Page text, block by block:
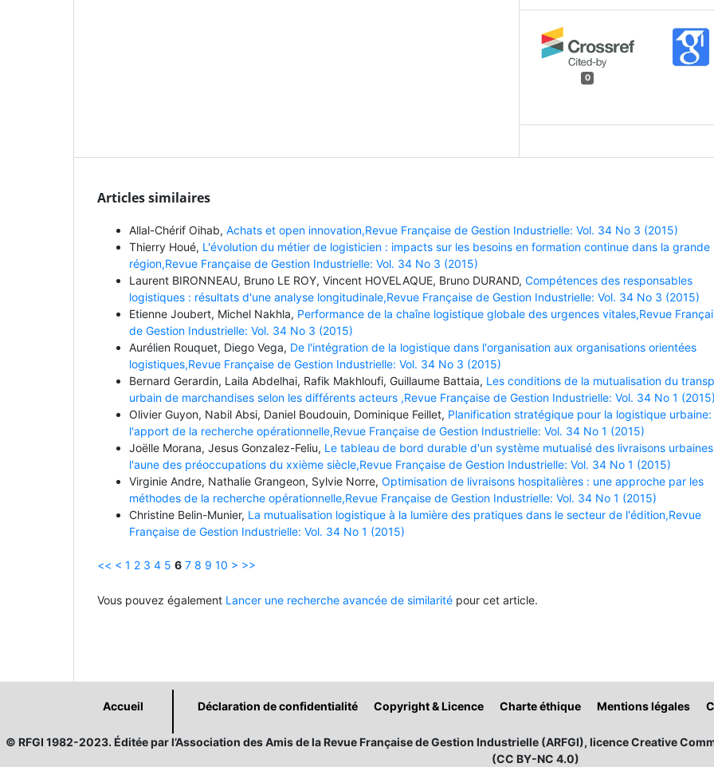
0
Articles similaires
Allal-Chérif Oihab, Achats et open innovation,Revue Française de Gestion Industrielle: Vol. 34 No 3 (2015)
Thierry Houé, L'évolution du métier de logisticien : impacts sur les besoins en formation continue dans la grande
région,Revue Française de Gestion Industrielle: Vol. 34 No 3 (2015)
Laurent BIRONNEAU, Bruno LE ROY, Vincent HOVELAQUE, Bruno DURAND, Compétences des responsables
logistiques : résultats d'une analyse longitudinale,Revue Française de Gestion Industrielle: Vol. 34 No 3 (2015)
Etienne Joubert, Michel Nakhla, Performance de la chaîne logistique globale des urgences vitales,Revue
de Gestion Industrielle: Vol. 34 No 3 (2015)
Aurélien Rouquet, Diego Vega, De l'intégration de la logistique dans l'organisation aux organisations orientées
logistiques,Revue Française de Gestion Industrielle: Vol. 34 No 3 (2015)
Bernard Gerardin, Laila Abdelhai, Rafik Makhloufi, Guillaume Battaia, Les conditions de la mutualisation du
urbain de marchandises selon les différents acteurs ,Revue Française de Gestion Industrielle: Vol. 34 No 1 (2015)
Olivier Guyon, Nabil Absi, Daniel Boudouin, Dominique Feillet, Planification stratégique pour la logistique urbaine:
l'apport de la recherche opérationnelle,Revue Française de Gestion Industrielle: Vol. 34 No 1 (2015)
Joëlle Morana, Jesus Gonzalez-Feliu, Le tableau de bord durable d'un système mutualisé des livraisons
l'aune des préoccupations du xxième siècle,Revue Française de Gestion Industrielle: Vol. 34 No 1 (2015)
Virginie Andre, Nathalie Grangeon, Sylvie Norre, Optimisation de livraisons hospitalières : une approche par les
méthodes de la recherche opérationnelle,Revue Française de Gestion Industrielle: Vol. 34 No 1 (2015)
Christine Belin-Munier, La mutualisation logistique à la lumière des pratiques dans le secteur de l'édition,Revue
Française de Gestion Industrielle: Vol. 34 No 1 (2015)
<< < 1 2 3 4 5 6 7 8 9 10 > >>
Vous pouvez également Lancer une recherche avancée de similarité pour cet article.
Accueil Déclaration de confidentialité Copyright & Licence Charte éthique Mentions légales
© RFGI 1982-2023. Éditée par l’Association des Amis de la Revue Française de Gestion Industrielle (ARFGI), licence Creative
(CC BY-NC 4.0)